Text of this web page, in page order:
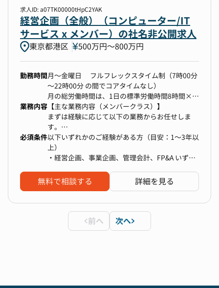
経営層と同じ視点で分析・提言を行う機会が多
く、早期に「ビジネスを動かす分析力」を身に付
けることが可能です。
・迅速な意思決定：経営層との距離が近く、提案
から施策実行までのスピード感があります。
【やりがい】
・グループ会社の拡大に伴い、希望とパフォーマ
ンス次第であらゆる案件に挑戦可能。
自身の領域を拡張しやすく、ポジション獲得や給
与アップにもつながりやすい環境です。
・フラットで風通しのよい組織。
在籍メンバーはほとんどが中途入社で、年功序列
の風土はありません。
働くママさん・パパさんも活躍中で、柔軟性のあ
るチーム体制です。
ー 当部署（Corporate Management Division）の
・平均年齢：34.6歳
・組織構成：法務10名 経理22名 財務4名
ー 会社全体の諸情報 ー
・全社平均年齢：30.8歳
（もしくは両方）からお任せしていきます。まず
は会社全体の業務フローを理解していただきなが
ら、上場企業水準の経理体制づくりに幅広く携わ
っていただけるポジションです。
- 会計ソフト（freee）を用いた仕訳入力・経費精
算
- 売掛金・買掛金の管理、債権債務の照合
- 預金管理、銀行対応
- 月次レポートの作成補助
▼ 決算・上場準備業務
- 年次決算業務
- IPOに向けた内部統制（J-SOX）整備のサポート
- 監査法人対応、開示書類作成の補助
- 業務フローの改善・効率化
日常業務を安定的に運用しながら、上場企業水準
の経理体制を一緒に築いていくことを期待してい
求人ID: a07TK00000tHpC2YAK
経営企画（全般）（コンピューター/IT
サービス x メンバー）の社名非公開求人
東京都港区 500万円〜800万円
勤務時間月～金曜日 フルフレックスタイム制（7時00分
～22時00分 の間でコアタイムなし）
月の総労働時間は、1日の標準労働時間8時間×月
毎の労働日数を乗じた時間とする。
■休憩
1日の勤務時間が6時間を超える場合、休憩45分
8時間を超える場合、休憩60分
完全週休2日制 （配属部署は原則土日祝日は休
み）
原則週3日出社、2日リモートワーク（応相談）
業務内容 【主な業務内容（メンバークラス）】
まずは経験に応じて以下の業務からお任せしま
す。
経営陣・事業責任者との距離が近く、幅広い領域
に触れながらスキルを磨ける環境です。
■ 経営企画業務（Corporate Planning）
・中期経営計画（5ヶ年計画）の策定支援
・予算策定・予実管理の運用サポート
・KPIモニタリング体制の構築・改善
・グループ業績の取りまとめ、各部署との数値コ
必須条件以下いずれかのご経験がある方（目安：1〜3年以
上）
・経営企画、事業企画、管理会計、FP&A いずれ
・コンサル（戦略・総合）、FASなどでの調査・
分析/資料作成経験
験がある方
※経験年数はあくまで目安です
※ポテンシャル層のチャレンジも歓迎します
無料で相談する 詳細を見る
前へ 次へ